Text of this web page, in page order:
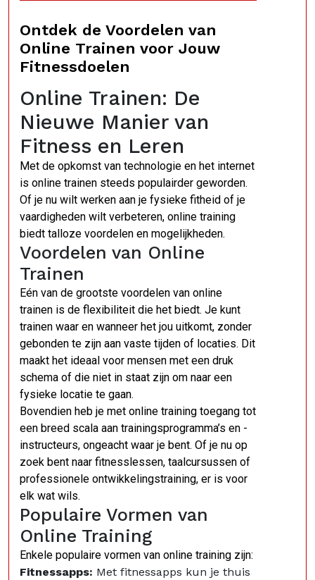
Ontdek de Voordelen van
Online Trainen voor Jouw
Fitnessdoelen
Online Trainen: De
Nieuwe Manier van
Fitness en Leren
Met de opkomst van technologie en het internet
is online trainen steeds populairder geworden.
Of je nu wilt werken aan je fysieke fitheid of je
vaardigheden wilt verbeteren, online training
biedt talloze voordelen en mogelijkheden.
Voordelen van Online
Trainen
Eén van de grootste voordelen van online
trainen is de flexibiliteit die het biedt. Je kunt
trainen waar en wanneer het jou uitkomt, zonder
gebonden te zijn aan vaste tijden of locaties. Dit
maakt het ideaal voor mensen met een druk
schema of die niet in staat zijn om naar een
fysieke locatie te gaan.
Bovendien heb je met online training toegang tot
een breed scala aan trainingsprogramma’s en -
instructeurs, ongeacht waar je bent. Of je nu op
zoek bent naar fitnesslessen, taalcursussen of
professionele ontwikkelingstraining, er is voor
elk wat wils.
Populaire Vormen van
Online Training
Enkele populaire vormen van online training zijn:
Fitnessapps: Met fitnessapps kun je thuis